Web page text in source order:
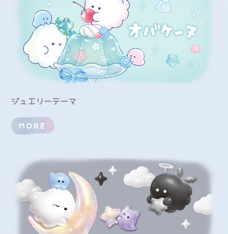
ジュエリーテーマ
MORE